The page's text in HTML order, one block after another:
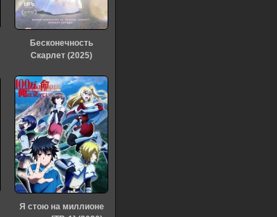
Бесконечность
Скарлет (2025)
Я стою на миллионе